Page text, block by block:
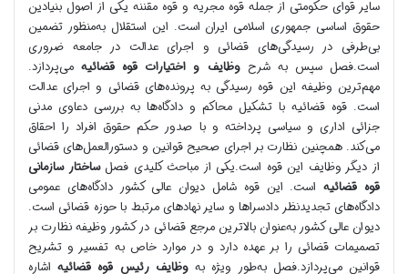
سایر قوای حکومتی از جمله قوه مجریه و قوه مقننه یکی از اصول بنیادین
حقوق اساسی جمهوری اسلامی ایران است. این استقلال به‌منظور تضمین
بی‌طرفی در رسیدگی‌های قضائی و اجرای عدالت در جامعه ضروری
است.فصل سپس به شرحوظایف و اختیارات قوه قضائیهمی‌پردازد.
مهم‌ترین وظیفه این قوه رسیدگی به پرونده‌های قضائی و اجرای عدالت
است. قوه قضائیه با تشکیل محاکم و دادگاه‌ها به بررسی دعاوی مدنی
جزائی اداری و سیاسی پرداخته و با صدور حکم حقوق افراد را احقاق
می‌کند. همچنین نظارت بر اجرای صحیح قوانین و دستورالعمل‌های قضائی
از دیگر وظایف این قوه است.یکی از مباحث کلیدی فصلساختار سازمانی
قوه قضائیهاست. این قوه شامل دیوان عالی کشور دادگاه‌های عمومی
دادگاه‌های تجدیدنظر دادسراها و سایر نهادهای مرتبط با حوزه قضائی است.
دیوان عالی کشور به‌عنوان بالاترین مرجع قضائی در کشور وظیفه نظارت بر
تصمیمات قضائی را بر عهده دارد و در موارد خاص به تفسیر و تشریح
قوانین می‌پردازد.فصل به‌طور ویژه بهوظایف رئیس قوه قضائیهاشاره